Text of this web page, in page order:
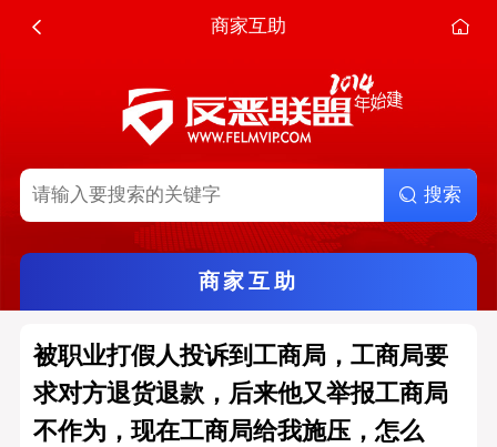
商家互助
搜索
商家互助
被职业打假人投诉到工商局，工商局要
求对方退货退款，后来他又举报工商局
不作为，现在工商局给我施压，怎么